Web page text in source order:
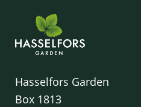
Hasselfors Garden
Box 1813